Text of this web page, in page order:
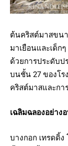
ต้นคริสต์มาสขน
มาเยือนและเด็ก
ด้วยการประดับป
บนชั้น 27 ของโ
คริสต์มาสและกา
เฉลิมฉลองอย่าง
บางกอก เทรดดิ้ง